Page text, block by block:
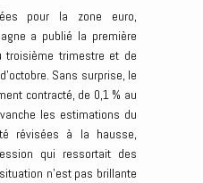
pour la zone euro,
a publié la première
troisième trimestre et de
Sans surprise, le
contracté, de 0,1 % au
les estimations du
révisées à la hausse,
qui ressortait des
n’est pas brillante